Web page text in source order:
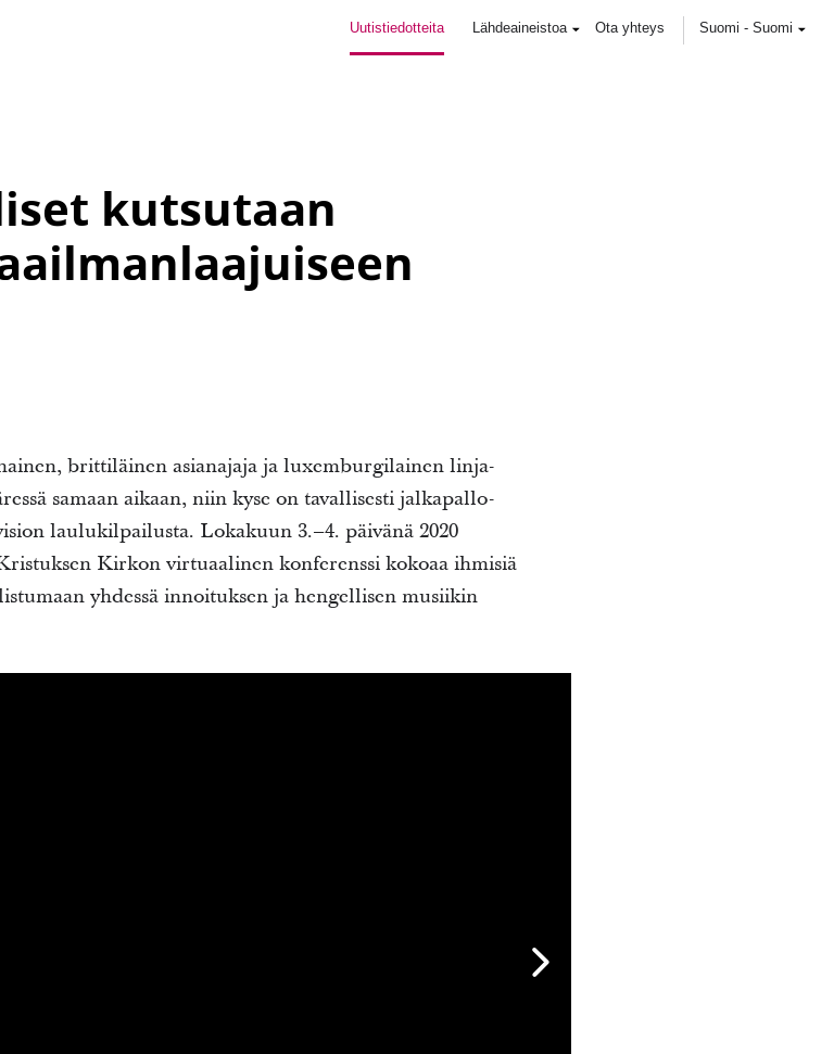
Uutistiedotteita Lähdeaineistoa Ota yhteys Suomi - Suomi
kutsutaan
brittiläinen asianajaja ja luxemburgilainen linja-
samaan aikaan, niin kyse on tavallisesti jalkapallo-
laulukilpailusta. Lokakuun 3.–4. päivänä 2020
Kirkon virtuaalinen konferenssi kokoaa ihmisiä
yhdessä innoituksen ja hengellisen musiikin